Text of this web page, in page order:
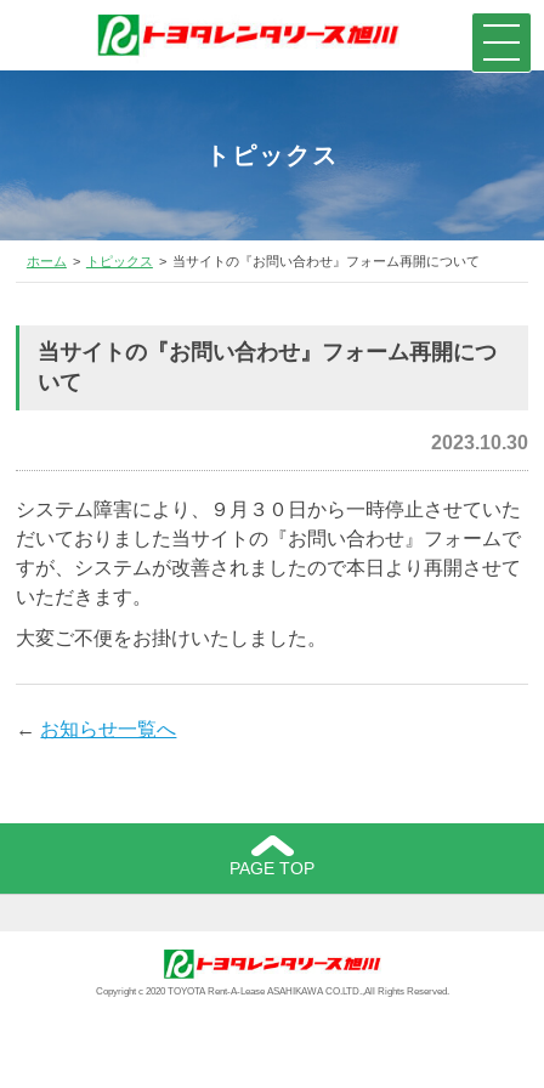
トピックス
ホーム トピックス 当サイトの『お問い合わせ』フォーム再開について
当サイトの『お問い合わせ』フォーム再開につ
いて
2023.10.30
システム障害により、９月３０日から一時停止させていた
だいておりました当サイトの『お問い合わせ』フォームで
すが、システムが改善されましたので本日より再開させて
いただきます。
大変ご不便をお掛けいたしました。
← お知らせ一覧へ
PAGE TOP
Copyright c 2020 TOYOTA Rent-A-Lease ASAHIKAWA CO.LTD.,All Rights Reserved.